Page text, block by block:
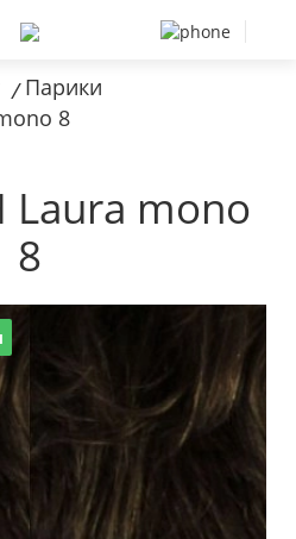
/ Парики
8
Laura mono
8